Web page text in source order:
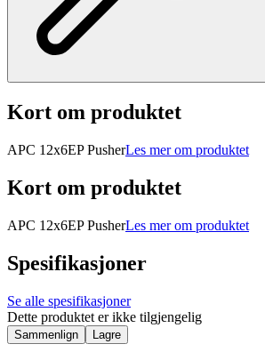
Kort om produktet
APC 12x6EP PusherLes mer om produktet
Kort om produktet
APC 12x6EP PusherLes mer om produktet
Spesifikasjoner
Se alle spesifikasjoner
Dette produktet er ikke tilgjengelig
Sammenlign Lagre